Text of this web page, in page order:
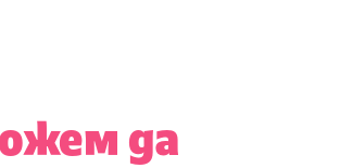
да